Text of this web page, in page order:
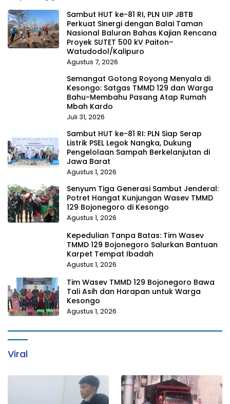
Sambut HUT ke-81 RI, PLN UIP JBTB
Perkuat Sinergi dengan Balai Taman
Nasional Baluran Bahas Kajian Rencana
Proyek SUTET 500 kV Paiton–
Watudodol/Kalipuro
Agustus 7, 2026
Semangat Gotong Royong Menyala di
Kesongo: Satgas TMMD 129 dan Warga
Bahu-Membahu Pasang Atap Rumah
Mbah Kardo
Juli 31, 2026
Sambut HUT ke-81 RI: PLN Siap Serap
Listrik PSEL Legok Nangka, Dukung
Pengelolaan Sampah Berkelanjutan di
Jawa Barat
Agustus 1, 2026
Senyum Tiga Generasi Sambut Jenderal:
Potret Hangat Kunjungan Wasev TMMD
129 Bojonegoro di Kesongo
Agustus 1, 2026
Kepedulian Tanpa Batas: Tim Wasev
TMMD 129 Bojonegoro Salurkan Bantuan
Karpet Tempat Ibadah
Agustus 1, 2026
Tim Wasev TMMD 129 Bojonegoro Bawa
Tali Asih dan Harapan untuk Warga
Kesongo
Agustus 1, 2026
Viral